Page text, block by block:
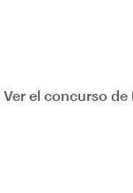
Ver el concurso